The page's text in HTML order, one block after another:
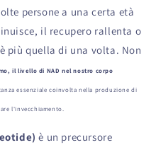
persone a una certa età
il recupero rallenta o
più quella di una volta. Non
il livello di NAD nel nostro corpo
essenziale coinvolta nella produzione di
l'invecchiamento.
è un precursore